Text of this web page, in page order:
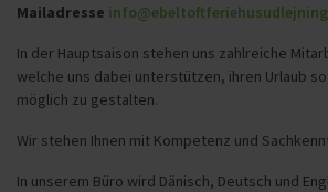
Mailadresse
In der Hauptsaison stehen uns zahlreiche
welche uns dabei unterstützen, ihren Urlaub
möglich zu gestalten.
Wir stehen Ihnen mit Kompetenz und
In unserem Büro wird Dänisch, Deutsch und